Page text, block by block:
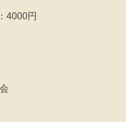
4000円